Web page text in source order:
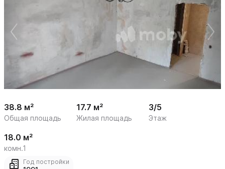
38.8 м²
Общая площадь
17.7 м²
Жилая площадь
3/5
Этаж
18.0 м²
комн.1
Год постройки